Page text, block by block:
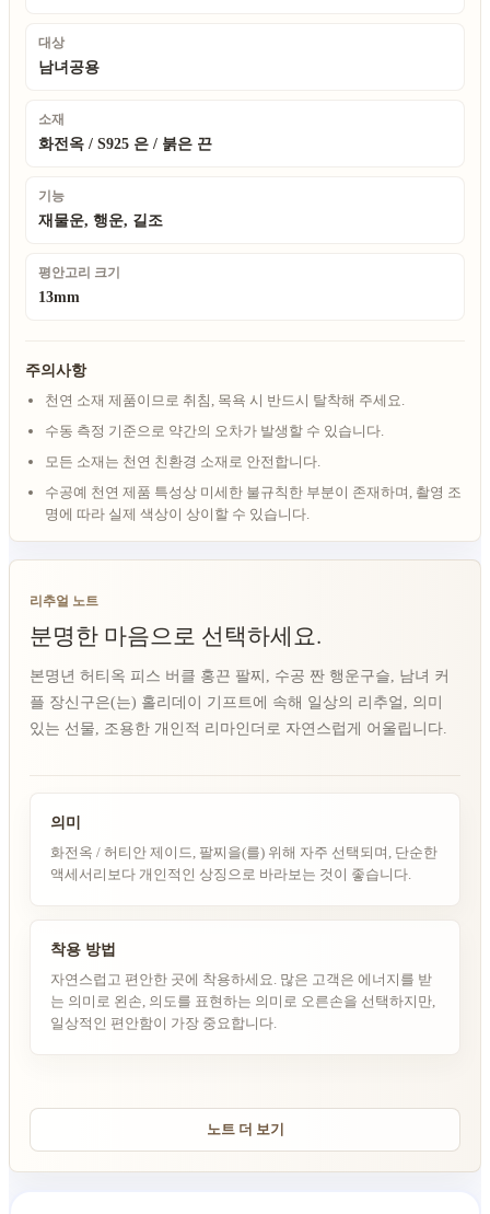
대상
남녀공용
소재
화전옥 / S925 은 / 붉은 끈
기능
재물운, 행운, 길조
평안고리 크기
13mm
주의사항
천연 소재 제품이므로 취침, 목욕 시 반드시 탈착해 주세요.
수동 측정 기준으로 약간의 오차가 발생할 수 있습니다.
모든 소재는 천연 친환경 소재로 안전합니다.
수공예 천연 제품 특성상 미세한 불규칙한 부분이 존재하며, 촬영 조
명에 따라 실제 색상이 상이할 수 있습니다.
리추얼 노트
분명한 마음으로 선택하세요.
본명년 허티옥 피스 버클 홍끈 팔찌, 수공 짠 행운구슬, 남녀 커
플 장신구은(는) 홀리데이 기프트에 속해 일상의 리추얼, 의미
있는 선물, 조용한 개인적 리마인더로 자연스럽게 어울립니다.
의미
화전옥 / 허티안 제이드, 팔찌을(를) 위해 자주 선택되며, 단순한
액세서리보다 개인적인 상징으로 바라보는 것이 좋습니다.
착용 방법
자연스럽고 편안한 곳에 착용하세요. 많은 고객은 에너지를 받
는 의미로 왼손, 의도를 표현하는 의미로 오른손을 선택하지만,
일상적인 편안함이 가장 중요합니다.
노트 더 보기